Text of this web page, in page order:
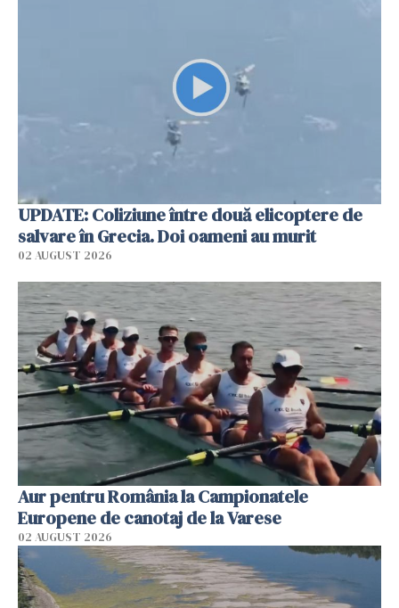
UPDATE: Coliziune între două elicoptere de
salvare în Grecia. Doi oameni au murit
02 AUGUST 2026
Aur pentru România la Campionatele
Europene de canotaj de la Varese
02 AUGUST 2026